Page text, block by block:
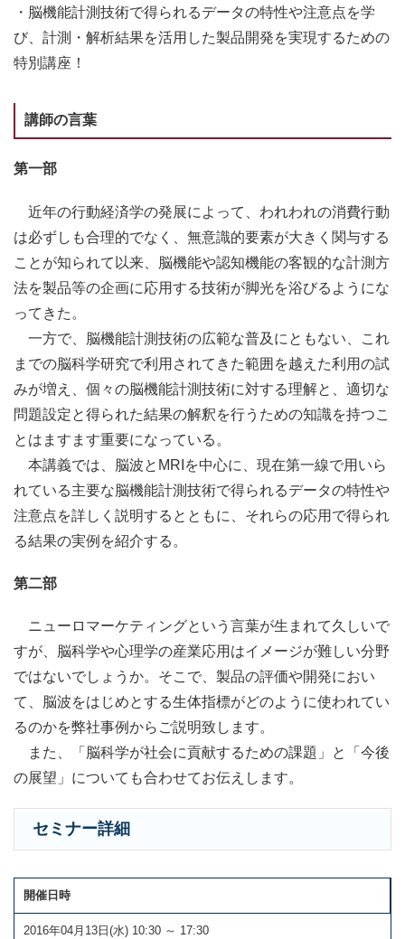
・脳機能計測技術で得られるデータの特性や注意点を学
び、計測・解析結果を活用した製品開発を実現するための
特別講座！
講師の言葉
第一部
近年の行動経済学の発展によって、われわれの消費行動
は必ずしも合理的でなく、無意識的要素が大きく関与する
ことが知られて以来、脳機能や認知機能の客観的な計測方
法を製品等の企画に応用する技術が脚光を浴びるようにな
ってきた。
一方で、脳機能計測技術の広範な普及にともない、これ
までの脳科学研究で利用されてきた範囲を越えた利用の試
みが増え、個々の脳機能計測技術に対する理解と、適切な
問題設定と得られた結果の解釈を行うための知識を持つこ
とはますます重要になっている。
本講義では、脳波とMRIを中心に、現在第一線で用いら
れている主要な脳機能計測技術で得られるデータの特性や
注意点を詳しく説明するとともに、それらの応用で得られ
る結果の実例を紹介する。
第二部
ニューロマーケティングという言葉が生まれて久しいで
すが、脳科学や心理学の産業応用はイメージが難しい分野
ではないでしょうか。そこで、製品の評価や開発におい
て、脳波をはじめとする生体指標がどのように使われてい
るのかを弊社事例からご説明致します。
また、「脳科学が社会に貢献するための課題」と「今後
の展望」についても合わせてお伝えします。
セミナー詳細
開催日時
2016年04月13日(水) 10:30 ～ 17:30